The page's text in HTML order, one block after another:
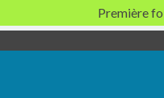
Première